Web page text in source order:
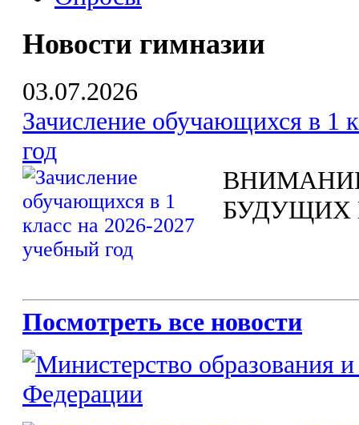
Новости гимназии
03.07.2026
Зачисление обучающихся в 1
год
БУДУЩИХ
Посмотреть все новости